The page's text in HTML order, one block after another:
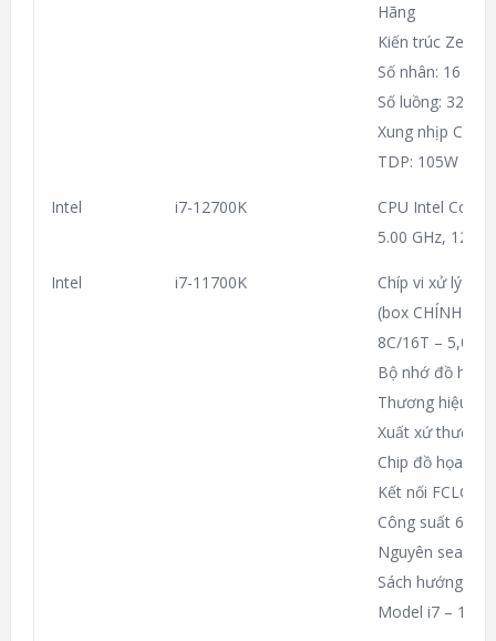
Hãng
Kiến trúc Zen 3
Số nhân: 16
Số luồng: 32
Xung nhịp CPU:
TDP: 105W
Intel i7-12700K
CPU Intel Core
5.00 GHz,
Intel i7-11700K
Chíp vi xử lý
(box CHÍNH
8C/16T –
Bộ nhớ đồ họa
Thương hiệu
Xuất xứ thương
Chip đồ họa
Kết nối
Công suất 65W
Nguyên seal
Sách hướng dẫn
Model i7 –